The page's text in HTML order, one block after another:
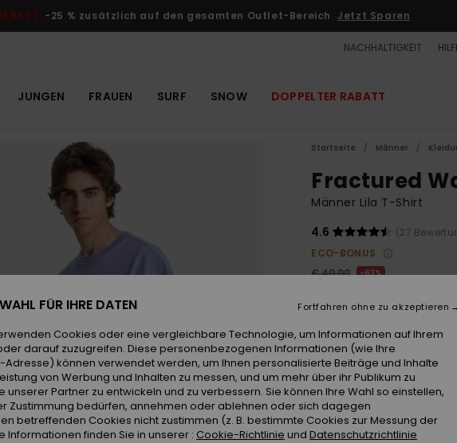
-25 % zusätzlich auf den gesamten Outlet-Bereich Jetzt Sparen
NACHHALTIGKEIT
JUNGEN FRAUEN SURF SNOW DOPPELTER RABATT
Startseite Männer
Fractured
Männer Lila T-Shirt
4.6
(27
ECO-BONUS
€ 40,00
63%
DOPPELTER RABATT EXTRA
FarbeDaybreak
FÜR IHRE DATEN
Cookies oder eine vergleichbare Technologie, um Informationen auf Ihrem
darauf zuzugreifen. Diese personenbezogenen Informationen (wie Ihre
Adresse) können verwendet werden, um Ihnen personalisierte Beiträge und Inhalte
von Werbung und Inhalten zu messen, und um mehr über ihr Publikum zu
unserer Partner zu entwickeln und zu verbessern. Sie können Ihre Wahl so einstellen,
Zustimmung bedürfen, annehmen oder ablehnen oder sich dagegen
betreffenden Cookies nicht zustimmen (z. B. bestimmte Cookies zur Messung der
Informationen finden Sie in unserer : Cookie-Richtlinie und Datenschutzrichtlinie
Fortfahren ohne zu akzeptieren